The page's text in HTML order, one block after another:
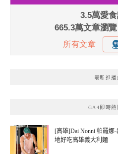
最新推播
GA4即時熱
[高雄]Dai Nonni 帕羅娜
地好吃高雄義大利麵